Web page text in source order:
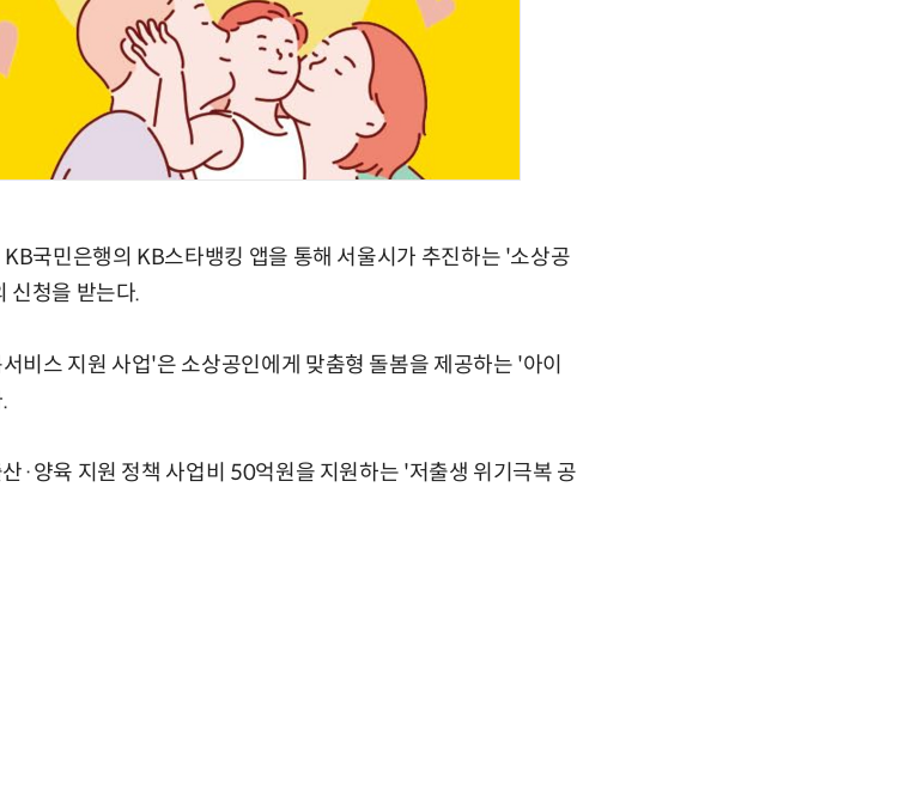
국민은행의 KB스타뱅킹 앱을 통해 서울시가 추진하는 '소상공
신청을 받는다.
비스 지원 사업'은 소상공인에게 맞춤형 돌봄을 제공하는 '아이
·양육 지원 정책 사업비 50억원을 지원하는 '저출생 위기극복 공